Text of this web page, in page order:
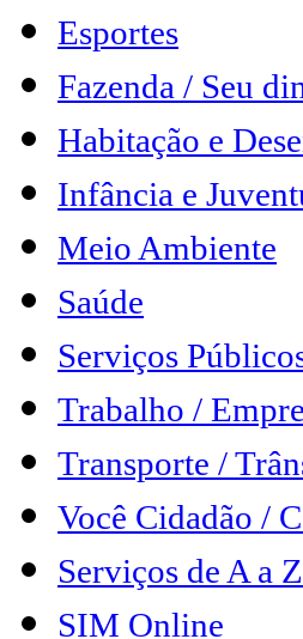
Esportes
Fazenda / Seu
Habitação e
Infância e
Meio Ambiente
Saúde
Serviços
Trabalho /
Transporte /
Você Cidadão /
Serviços de A a Z
SIM Online